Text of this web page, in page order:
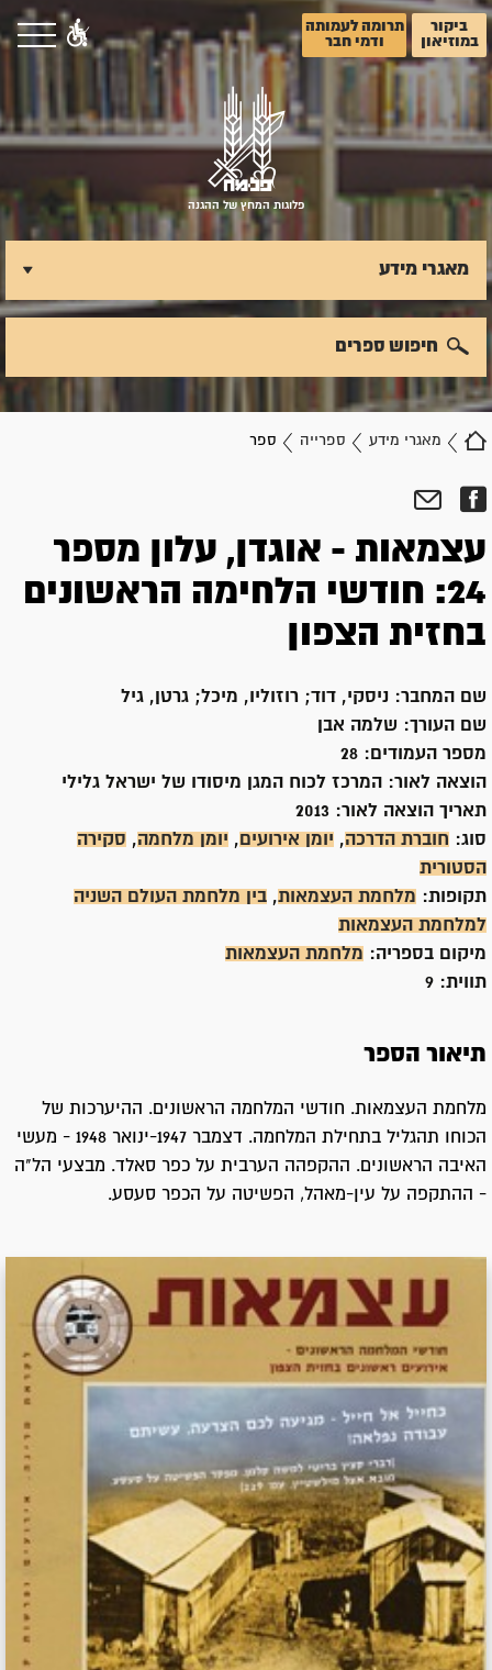
ביקור
במוזיאון
תרומה לעמותה
ודמי חבר
פלוגות המחץ של ההגנה
מאגרי מידע ספרייה ספר
מאגרי מידע
חיפוש ספרים
עצמאות - אוגדן, עלון מספר
24: חודשי הלחימה הראשונים
בחזית הצפון
שם המחבר: ניסקי, דוד; רוזוליו, מיכל; גרטן, גיל
שם העורך: שלמה אבן
מספר העמודים: 28
הוצאה לאור:
המרכז לכוח המגן מיסודו של ישראל גלילי
תאריך הוצאה לאור:
סוג: חוברת הדרכה, יומן אירועים , יומן מלחמה, סקירה
הסטורית
תקופות: מלחמת העצמאות, בין מלחמת העולם השניה
למלחמת העצמאות
מיקום בספריה: מלחמת העצמאות
תווית: 9
תיאור הספר
מלחמת העצמאות. חודשי המלחמה הראשונים. ההיערכות של
הכוחו תהגליל בתחילת המלחמה. דצמבר 1947-ינואר 1948 - מעשי
האיבה הראשונים. ההקפהה הערבית על כפר סאלד. מבצעי הל"ה
- ההתקפה על עין-מאהל, הפשיטה על הכפר סעסע.